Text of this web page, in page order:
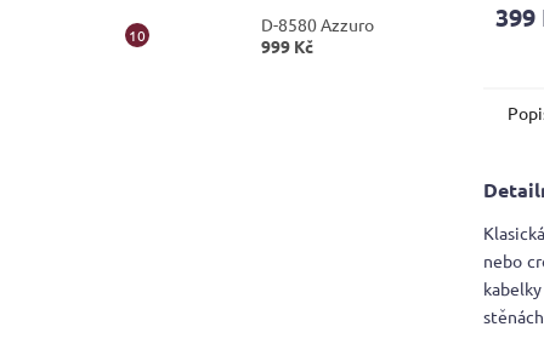
D-8580 Azzuro
999 Kč
399
nebo